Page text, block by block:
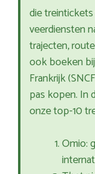
die
veerdiensten
trajecten,
ook boeken
Frankrijk
pas kopen. In
onze top-10
Omio: